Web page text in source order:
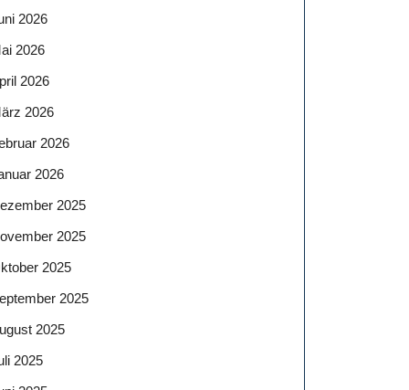
2026
2026
2026
2026
2026
2026
2025
2025
2025
2025
2025
2025